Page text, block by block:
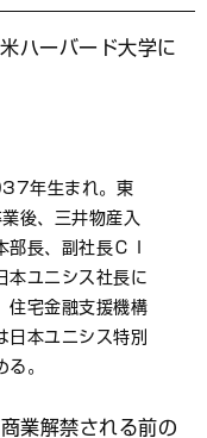
ハーバード大学に
年生まれ。東
後、三井物産入
長、副社長ＣＩ
本ユニシス社長に
住宅金融支援機構
日本ユニシス特別
。
業解禁される前の